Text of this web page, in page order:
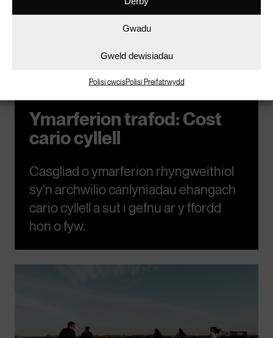
Gwadu
Gweld dewisiadau
Polisi cwcisPolisi Preifatrwydd
Ymarferion trafod: Cost
cario cyllell
Casgliad o ymarferion rhyngweithiol
sy'n archwilio canlyniadau ehangach
cario cyllell a sut i gefnu ar y ffordd
hon o fyw.